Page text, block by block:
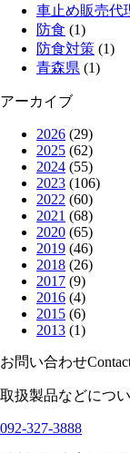
車止め販売代
防食 (1)
防食対策 (1)
青森県 (1)
アーカイブ
2026 (29)
2025 (62)
2024 (55)
2023 (106)
2022 (60)
2021 (68)
2020 (65)
2019 (46)
2018 (26)
2017 (9)
2016 (4)
2015 (6)
2013 (1)
お問い合わせ
取扱製品などにつ
092-327-3888